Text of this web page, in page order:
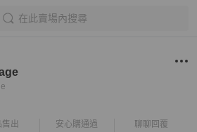
在此賣場內搜尋
售出 安心購通過 聊聊回覆